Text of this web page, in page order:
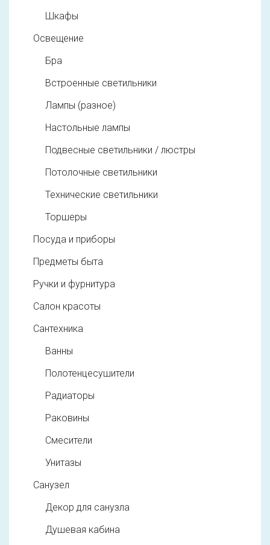
Шкафы
Освещение
Бра
Встроенные светильники
Лампы (разное)
Настольные лампы
Подвесные светильники / люстры
Потолочные светильники
Технические светильники
Торшеры
Посуда и приборы
Предметы быта
Ручки и фурнитура
Салон красоты
Сантехника
Ванны
Полотенцесушители
Радиаторы
Раковины
Смесители
Унитазы
Санузел
Декор для санузла
Душевая кабина